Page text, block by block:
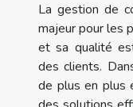
La gestion de
majeur pour les
et sa qualité
des clients.
de plus en plus